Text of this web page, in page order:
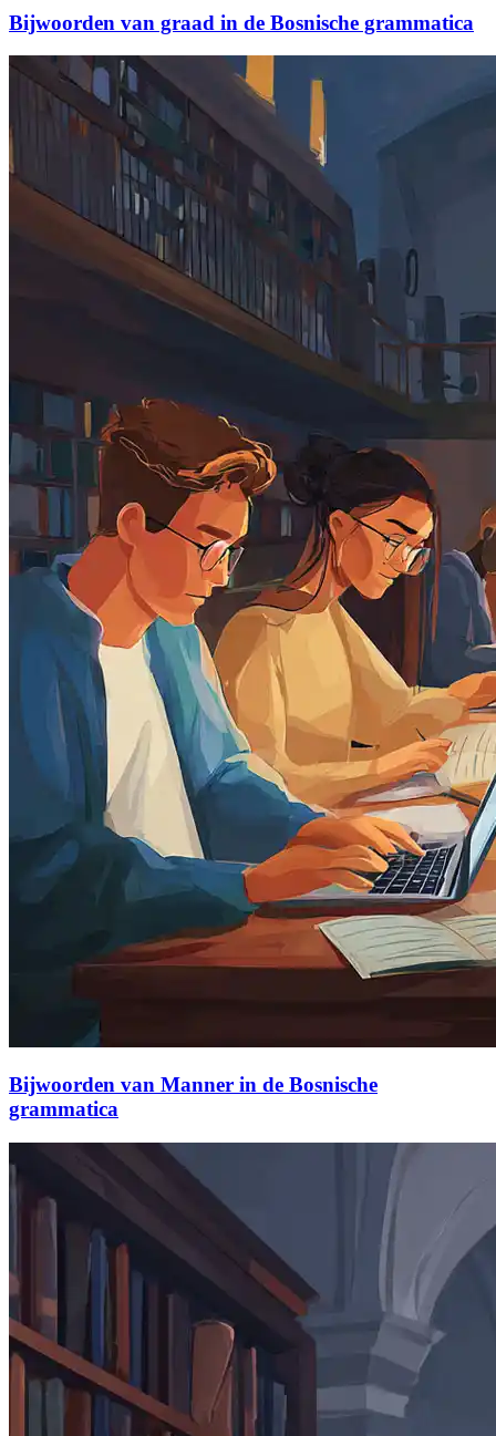
Bijwoorden van graad in de Bosnische grammatica
Bijwoorden van Manner in de Bosnische
grammatica